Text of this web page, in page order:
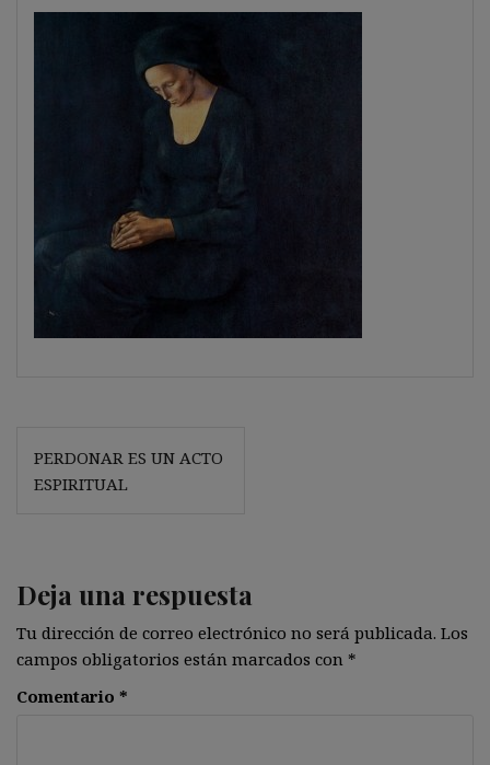
Navegación
de
PERDONAR ES UN ACTO
ESPIRITUAL
Deja una respuesta
Tu dirección de correo electrónico no será publicada. Los
campos obligatorios están marcados con *
Comentario *